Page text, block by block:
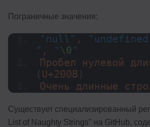
Пограничные значения:
"null" ,
" , " \0"
U+200B
Очень длинные
Существует специализированный
List of Naughty Strings" на GitHub,